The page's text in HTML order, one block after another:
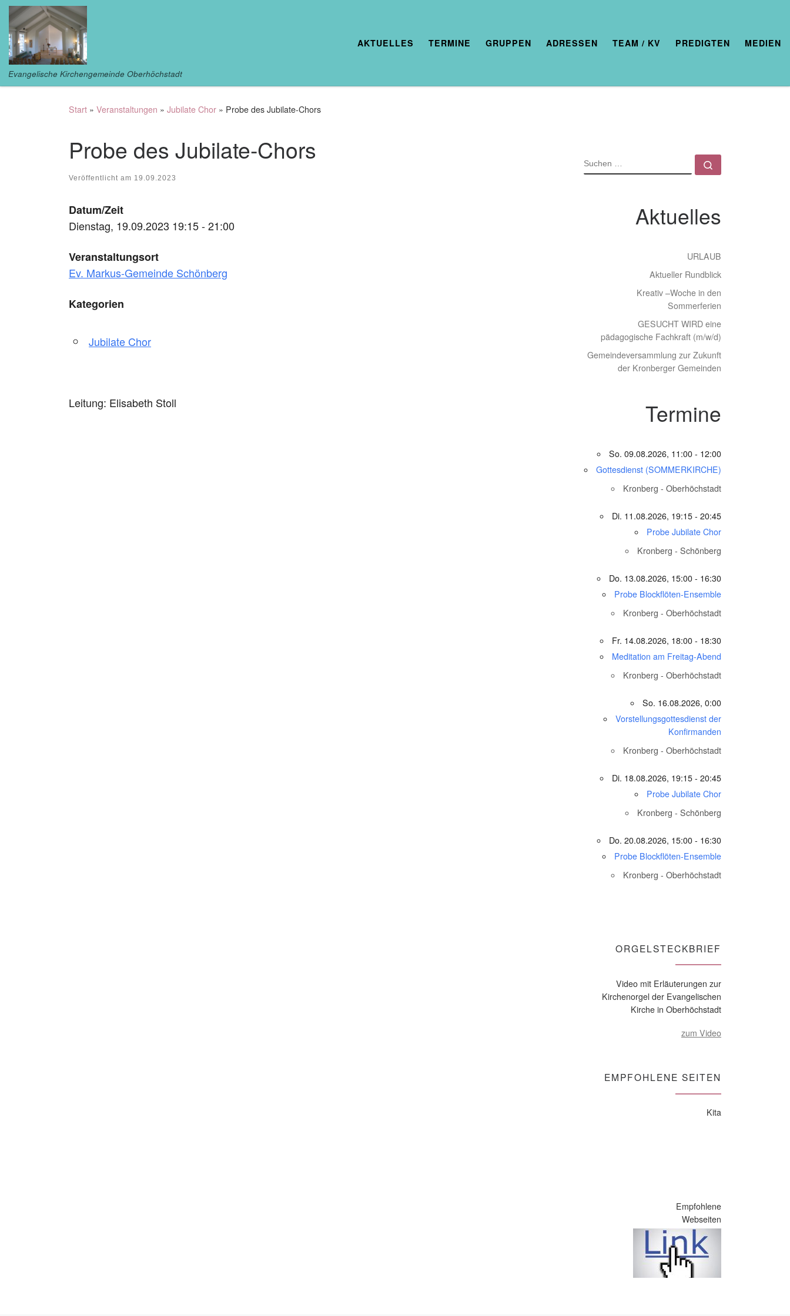
Zum Inhalt springen
Evangelische Kirchengemeinde Oberhöchstadt
AKTUELLES TERMINE GRUPPEN ADRESSEN TEAM / KV PREDIGTEN MEDIEN
Start » Veranstaltungen » Jubilate Chor » Probe des Jubilate-Chors
Probe des Jubilate-Chors
Veröffentlicht am 19.09.2023
Datum/Zeit
Dienstag, 19.09.2023 19:15 - 21:00
Veranstaltungsort
Ev. Markus-Gemeinde Schönberg
Kategorien
Jubilate Chor
Leitung: Elisabeth Stoll
SUCHE
Aktuelles
URLAUB
Aktueller Rundblick
Kreativ –Woche in den
Sommerferien
GESUCHT WIRD eine
pädagogische Fachkraft (m/w/d)
Gemeindeversammlung zur Zukunft
der Kronberger Gemeinden
Termine
So. 09.08.2026, 11:00 - 12:00
Gottesdienst (SOMMERKIRCHE)
Kronberg - Oberhöchstadt
Di. 11.08.2026, 19:15 - 20:45
Probe Jubilate Chor
Kronberg - Schönberg
Do. 13.08.2026, 15:00 - 16:30
Probe Blockflöten-Ensemble
Kronberg - Oberhöchstadt
Fr. 14.08.2026, 18:00 - 18:30
Meditation am Freitag-Abend
Kronberg - Oberhöchstadt
So. 16.08.2026, 0:00
Vorstellungsgottesdienst der
Konfirmanden
Kronberg - Oberhöchstadt
Di. 18.08.2026, 19:15 - 20:45
Probe Jubilate Chor
Kronberg - Schönberg
Do. 20.08.2026, 15:00 - 16:30
Probe Blockflöten-Ensemble
Kronberg - Oberhöchstadt
ORGELSTECKBRIEF
Video mit Erläuterungen zur
Kirchenorgel der Evangelischen
Kirche in Oberhöchstadt
zum Video
EMPFOHLENE SEITEN
Kita
Empfohlene
Webseiten